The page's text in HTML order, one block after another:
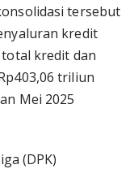
tersebut
kredit
total kredit dan
triliun
Mei 2025
(DPK)